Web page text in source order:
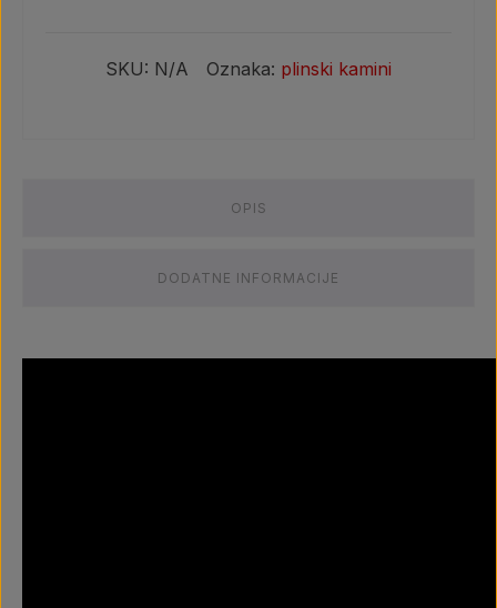
SKU: N/A Oznaka: plinski kamini
OPIS
DODATNE INFORMACIJE